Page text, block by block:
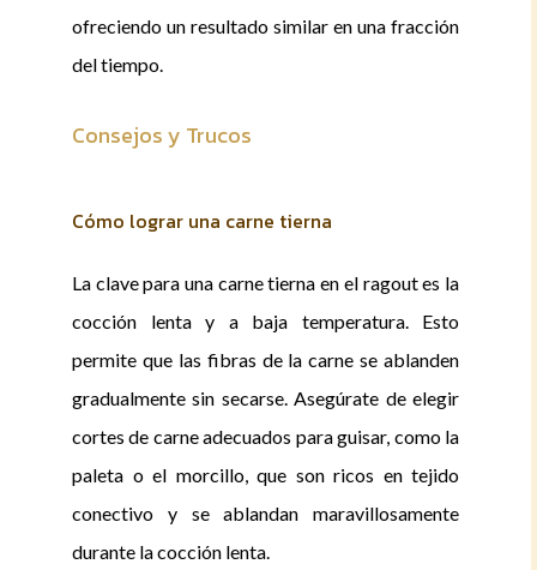
ofreciendo un resultado similar en una fracción
del tiempo.
Consejos y Trucos
Cómo lograr una carne tierna
La clave para una carne tierna en el ragout es la
cocción lenta y a baja temperatura. Esto
permite que las fibras de la carne se ablanden
gradualmente sin secarse. Asegúrate de elegir
cortes de carne adecuados para guisar, como la
paleta o el morcillo, que son ricos en tejido
conectivo y se ablandan maravillosamente
durante la cocción lenta.